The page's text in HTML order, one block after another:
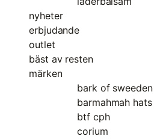
nyheter
erbjudande
outlet
bäst av resten
märken
bark of sweeden
barmahmah hats
btf cph
corium